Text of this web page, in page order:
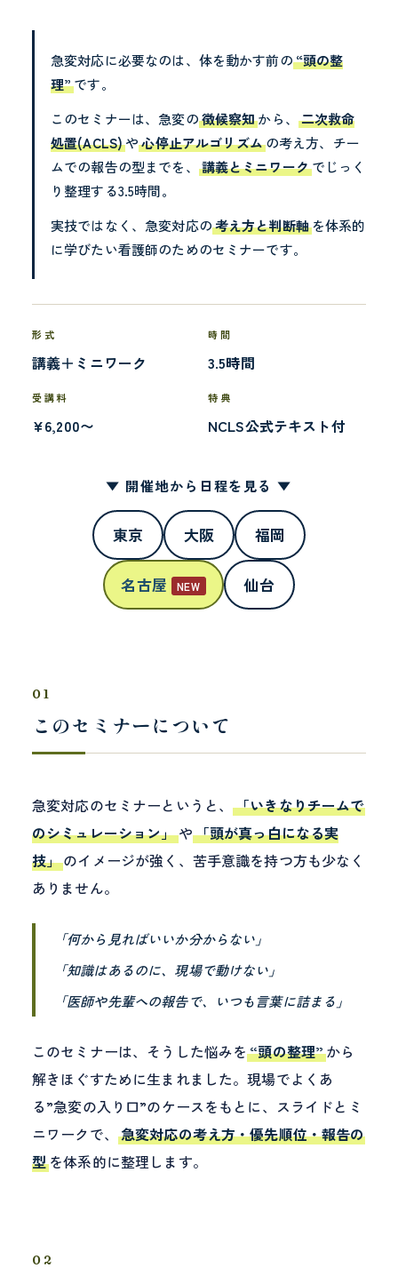
急変対応に必要なのは、体を動かす前の“頭の整
理”です。
このセミナーは、急変の徴候察知から、
二次救命
処置(ACLS)や心停止アルゴリズムの考え方、チー
ムでの報告の型までを、
講義とミニワークでじっく
り整理する3.5時間。
実技ではなく、急変対応の考え方と判断軸を体系的
に学びたい看護師のためのセミナーです。
形式
講義＋ミニワーク
時間
3.5時間
受講料
¥6,200〜
特典
NCLS公式テキスト付
▼ 開催地から日程を見る ▼
東京 大阪 福岡
名古屋 NEW 仙台
01
このセミナーについて
急変対応のセミナーというと、「いきなりチームで
のシミュレーション」や「頭が真っ白になる実
技」のイメージが強く、苦手意識を持つ方も少なく
ありません。
「何から見ればいいか分からない」
「知識はあるのに、現場で動けない」
「医師や先輩への報告で、いつも言葉に詰まる」
このセミナーは、そうした悩みを“頭の整理”から
解きほぐすために生まれました。現場でよくあ
る”急変の入り口”のケースをもとに、スライドとミ
ニワークで、 急変対応の考え方・優先順位・報告の
型 を体系的に整理します。
02